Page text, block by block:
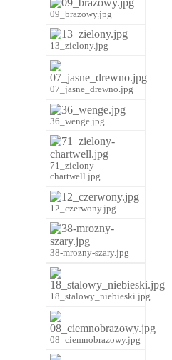
09_brazowy.jpg
13_zielony.jpg
07_jasne_drewno.jpg
36_wenge.jpg
71_zielony-
chartwell.jpg
12_czerwony.jpg
38-mrozny-szary.jpg
18_stalowy_niebieski.jpg
08_ciemnobrazowy.jpg